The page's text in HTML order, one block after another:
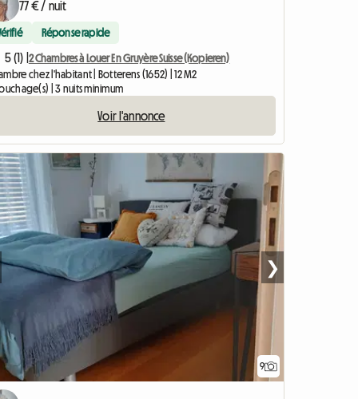
77 € / nuit
Réponse rapide
5 (1) | 2 Chambres à Louer En Gruyère Suisse (Kopieren)
chez l'habitant | Botterens (1652) | 12 M2
| 3 nuits minimum
Voir l'annonce
9
❯